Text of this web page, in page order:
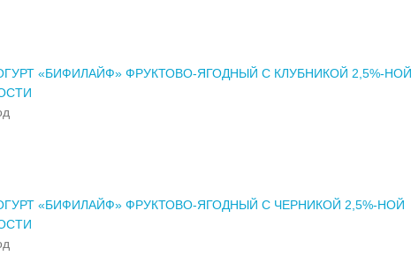
«БИФИЛАЙФ» ФРУКТОВО-ЯГОДНЫЙ С КЛУБНИКОЙ 2,5%-НОЙ
«БИФИЛАЙФ» ФРУКТОВО-ЯГОДНЫЙ С ЧЕРНИКОЙ 2,5%-НОЙ